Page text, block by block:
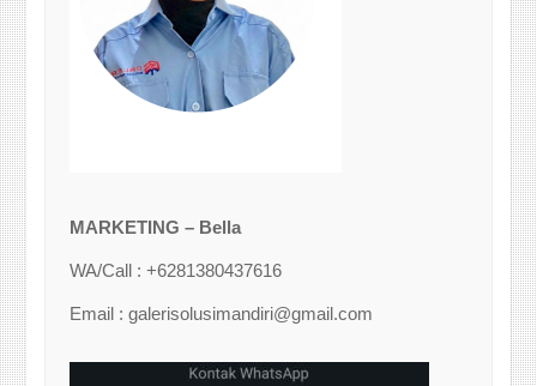
MARKETING – Bella
WA/Call : +6281380437616
Email : galerisolusimandiri@gmail.com